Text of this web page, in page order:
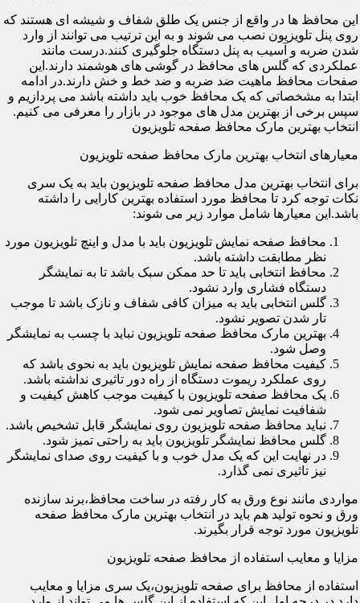
این محافظ ها در واقع از جنس یک طلق شفاف و شیشه ای هستند که
روی پنل تلویزیون نصب می شوند و به این ترتیب می توانند از وارد
شدن ضربه و آسیب به پنل دستگاه جلوگیری کنند.درست مانند
عملکردی که گلس های محافظ در گوشی های هوشمند دارند.این
صفحات محافظ ماهیت ضد ضربه و ضد خط و خش دارند.در ادامه
ابتدا به مشخصاتی که یک محافظ خوب باید داشته باشد می پردازیم و
سپس برخی از بهترین مدل های موجود در بازار را معرفی می کنیم.
انتخاب بهترین مارک محافظ صفحه تلویزیون
معیارهای انتخاب بهترین مارک محافظ صفحه تلویزیون
برای انتخاب بهترین مدل محافظ صفحه تلویزیون باید به یک سری
نکات توجه کرد تا محافظ مورد استفاده بهترین کارایی را داشته
باشد.این معیارها شامل موارد زیر می شوند:
محافظ صفحه نمایش تلویزیون باید با مدل و اینچ تلویزیون مورد
نظر مطابقت داشته باشد.
محافظ انتخابی باید تا حد ممکن سبک باشد تا به نمایشگر
دستگاه فشاری وارد نشود.
گلس انتخابی باید به میزان کافی شفاف و نازک باشد تا موجب
تار شدن تصویر نشود.
بهترین مارک محافظ صفحه تلویزیون نباید با چسب به نمایشگر
وصل شود.
کیفیت محافظ صفحه نمایش تلویزیون باید به نحوی باشد که
روی عملکرد ریموت دستگاه از راه دور تاثیری نداشته باشد.
یک محافظ صفحه تلویزیون با کیفیت موجب کاهش کیفیت و
شفافیت نمایش تصاویر نمی شود.
نباید محافظ صفحه تلویزیون روی نمایشگر قابل تشخیص باشد.
گلس محافظ نمایشگر تلویزیون باید به راحتی تمیز شود.
در نهایت این که یک مدل خوب و با کیفیت روی صدای نمایشگر
نیز تاثیری نمی گذارد.
مواردی مانند نوع ورق به کار رفته در ساخت محافظ،برند سازنده
ورق و نحوه تولید هم باید در انتخاب بهترین مارک محافظ صفحه
تلویزیون مورد توجه قرار بگیرند.
مزایا و معایب استفاده از محافظ صفحه تلویزیون
استفاده از محافظ برای صفحه تلویزیون،یک سری مزایا و معایب